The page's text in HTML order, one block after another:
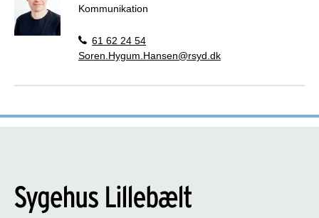
Kommunikation
61 62 24 54
Soren.Hygum.Hansen@rsyd.dk